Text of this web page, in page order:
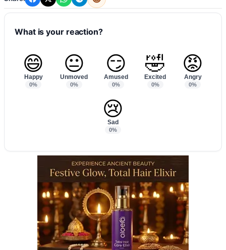
What is your reaction?
😄
Happy
0%
😐
Unmoved
0%
😏
Amused
0%
🤣
Excited
0%
😡
Angry
0%
😢
Sad
0%